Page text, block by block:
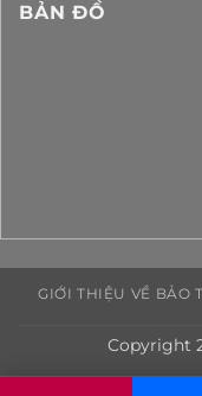
BẢN ĐỒ
GIỚI THIỆU VỀ BẢO
Copyright